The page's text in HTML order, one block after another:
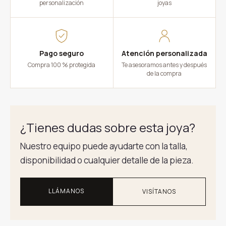
personalización joyas
Pago seguro
Compra 100 % protegida
Atención personalizada
Te asesoramos antes y después
de la compra
¿Tienes dudas sobre esta joya?
Nuestro equipo puede ayudarte con la talla,
disponibilidad o cualquier detalle de la pieza.
LLÁMANOS VISÍTANOS